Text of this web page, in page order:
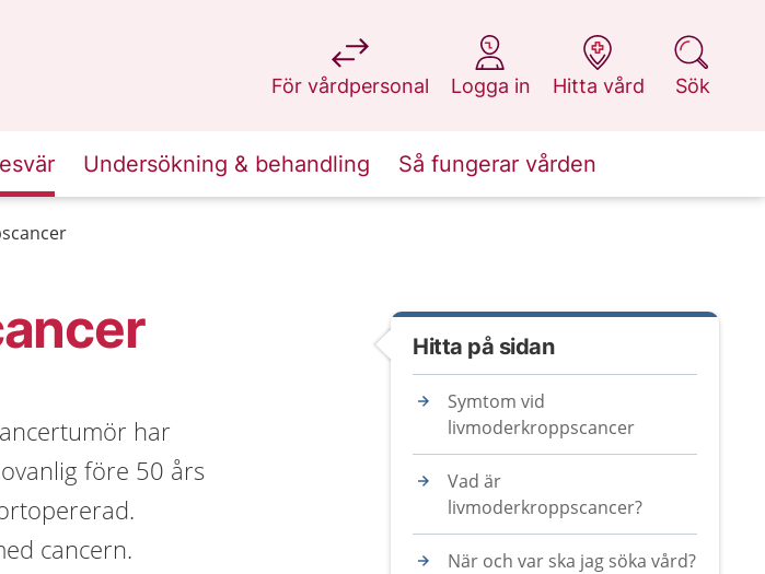
För vårdpersonal
på 1177.se
Logga in
på 1177.se
Hitta vård
på 1177.se
Sök
på 1177.se
Undersökning & behandling Så fungerar vården
har
före 50 års
cancern.
Hitta på sidan
Symtom vid
livmoderkroppscancer
Vad är
livmoderkroppscancer?
När och var ska jag söka vård?